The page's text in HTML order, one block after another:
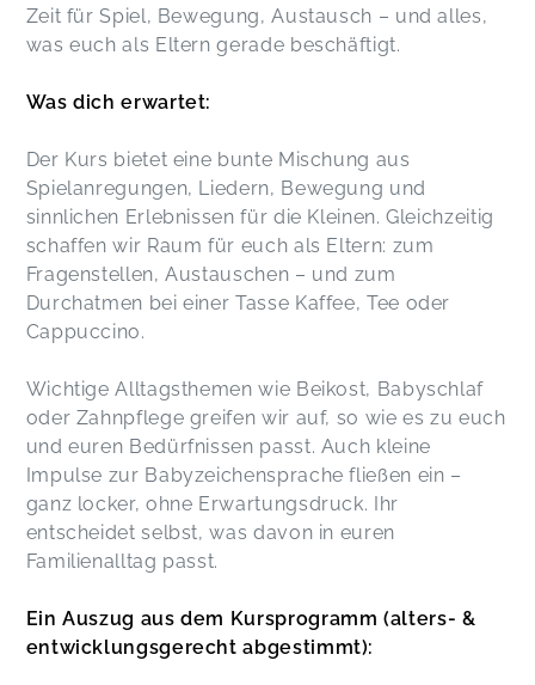
Zeit für Spiel, Bewegung, Austausch – und alles,
was euch als Eltern gerade beschäftigt.
Was dich erwartet:
Der Kurs bietet eine bunte Mischung aus
Spielanregungen, Liedern, Bewegung und
sinnlichen Erlebnissen für die Kleinen. Gleichzeitig
schaffen wir Raum für euch als Eltern: zum
Fragenstellen, Austauschen – und zum
Durchatmen bei einer Tasse Kaffee, Tee oder
Cappuccino.
Wichtige Alltagsthemen wie Beikost, Babyschlaf
oder Zahnpflege greifen wir auf, so wie es zu euch
und euren Bedürfnissen passt. Auch kleine
Impulse zur Babyzeichensprache fließen ein –
ganz locker, ohne Erwartungsdruck. Ihr
entscheidet selbst, was davon in euren
Familienalltag passt.
Ein Auszug aus dem Kursprogramm (alters- &
entwicklungsgerecht abgestimmt):